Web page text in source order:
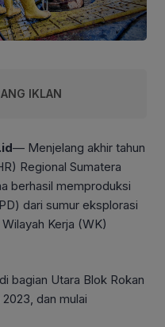
IKLAN
— Menjelang akhir tahun
Regional Sumatera
berhasil memproduksi
dari sumur eksplorasi
Kerja (WK)
bagian Utara Blok Rokan
dan mulai